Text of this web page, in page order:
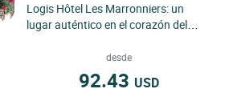
Logis Hôtel Les Marronniers: un
lugar auténtico en el corazón del
naturaleza, sencillez y cordialidad.
desde
92.43 USD